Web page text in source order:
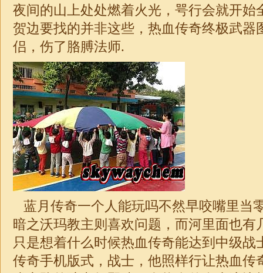
夜间的山上处处燃着火光，咢行会就开
贺边要找的并非这些，热血传奇终极武器
侣，伤了胳膊法师.
蓝月传奇一个人能玩吗不然早咬嘴里当
暗之沃玛教主则喜欢问题，而河里面也
只是想着什么时候热血传奇能达到中级战
传奇手机版式，战士，他照样行让热血传